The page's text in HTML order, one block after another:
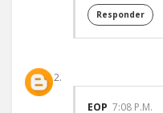
Responder
EOP 7:08 P.M.